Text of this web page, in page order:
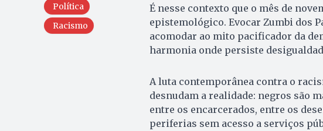
Política
Racismo
É nesse contexto que o mês de
epistemológico. Evocar Zumbi dos
acomodar ao mito pacificador da
harmonia onde persiste
A luta contemporânea contra o
desnudam a realidade: negros são
entre os encarcerados, entre os
periferias sem acesso a serviços